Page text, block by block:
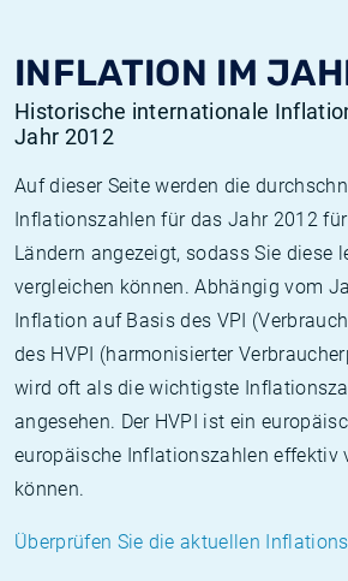
INFLATION IM
Historische internationale
Jahr 2012
Auf dieser Seite werden die
Inflationszahlen für das Jahr 2012
Ländern angezeigt, sodass Sie diese
vergleichen können. Abhängig vom
Inflation auf Basis des VPI
des HVPI (harmonisierter
wird oft als die wichtigste
angesehen. Der HVPI ist ein
europäische Inflationszahlen effektiv
können.
Überprüfen Sie die aktuellen